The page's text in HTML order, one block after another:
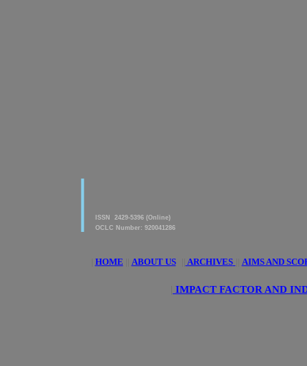
HOME ABOUT US ARCHIVES AIMS AND
IMPACT FACTOR AND
|
ISSN 2429-5396 (Online)
OCLC Number: 920041286